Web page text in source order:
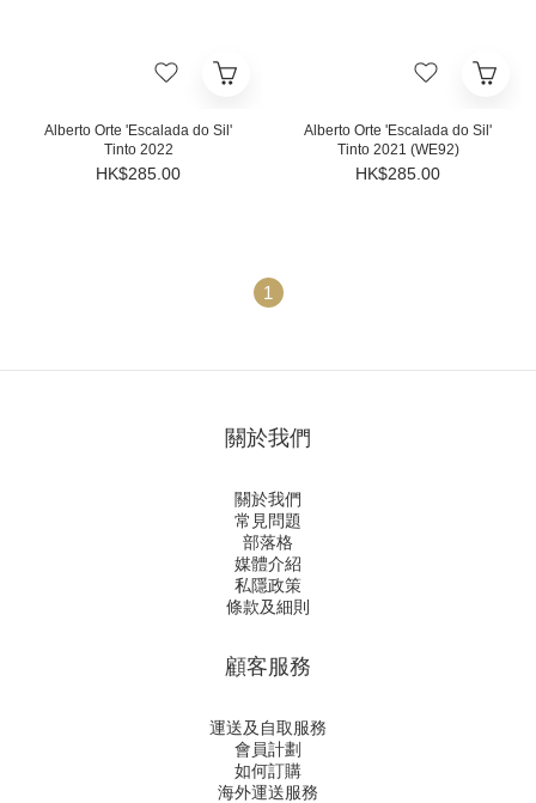
Alberto Orte 'Escalada do Sil'
Tinto 2022
HK$285.00
Alberto Orte 'Escalada do Sil'
Tinto 2021 (WE92)
HK$285.00
1
關於我們
關於我們
常見問題
部落格
媒體介紹
私隱政策
條款及細則
顧客服務
運送及自取服務
會員計劃
如何訂購
海外運送服務